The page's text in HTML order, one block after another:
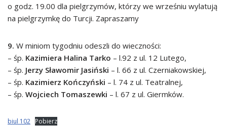
o godz. 19.00 dla pielgrzymów, którzy we wrześniu wylatują
na pielgrzymkę do Turcji. Zapraszamy
9. W miniom tygodniu odeszli do wieczności:
– śp. Kazimiera Halina Tarko – l.92 z ul. 12 Lutego,
– śp. Jerzy Sławomir Jasiński – l. 66 z ul. Czerniakowskiej,
– śp. Kazimierz Kończyński – l. 74 z ul. Teatralnej,
– śp. Wojciech Tomaszewki – l. 67 z ul. Giermków.
biul 102 Pobierz